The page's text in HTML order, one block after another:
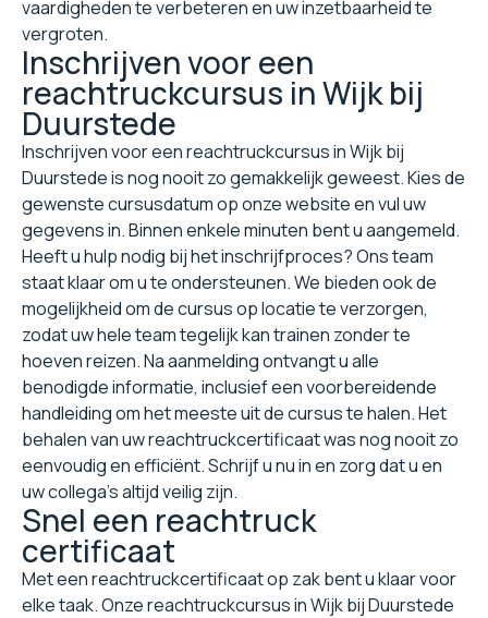
vaardigheden te verbeteren en uw inzetbaarheid te
vergroten.
Inschrijven voor een
reachtruckcursus in Wijk bij
Duurstede
Inschrijven voor een reachtruckcursus in Wijk bij
Duurstede is nog nooit zo gemakkelijk geweest. Kies de
gewenste cursusdatum op onze website en vul uw
gegevens in. Binnen enkele minuten bent u aangemeld.
Heeft u hulp nodig bij het inschrijfproces? Ons team
staat klaar om u te ondersteunen. We bieden ook de
mogelijkheid om de cursus op locatie te verzorgen,
zodat uw hele team tegelijk kan trainen zonder te
hoeven reizen. Na aanmelding ontvangt u alle
benodigde informatie, inclusief een voorbereidende
handleiding om het meeste uit de cursus te halen. Het
behalen van uw reachtruckcertificaat was nog nooit zo
eenvoudig en efficiënt. Schrijf u nu in en zorg dat u en
uw collega's altijd veilig zijn.
Snel een reachtruck
certificaat
Met een reachtruckcertificaat op zak bent u klaar voor
elke taak. Onze reachtruckcursus in Wijk bij Duurstede